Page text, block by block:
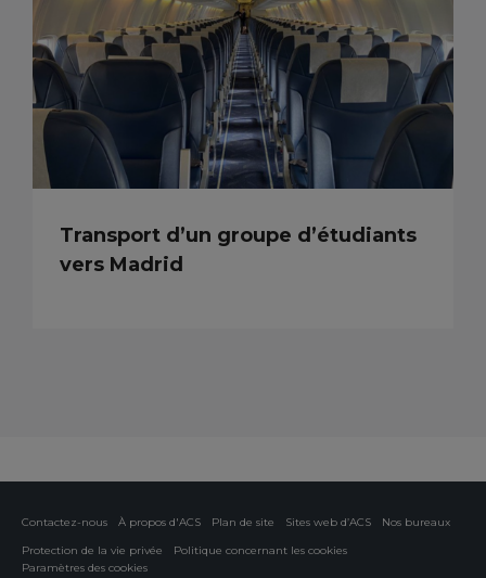
Transport d’un groupe d’étudiants
vers Madrid
Contactez-nous À propos d'ACS Plan de site Sites web d’ACS
Nos bureaux
Protection de la vie privée
Politique concernant les cookies
Paramètres des cookies